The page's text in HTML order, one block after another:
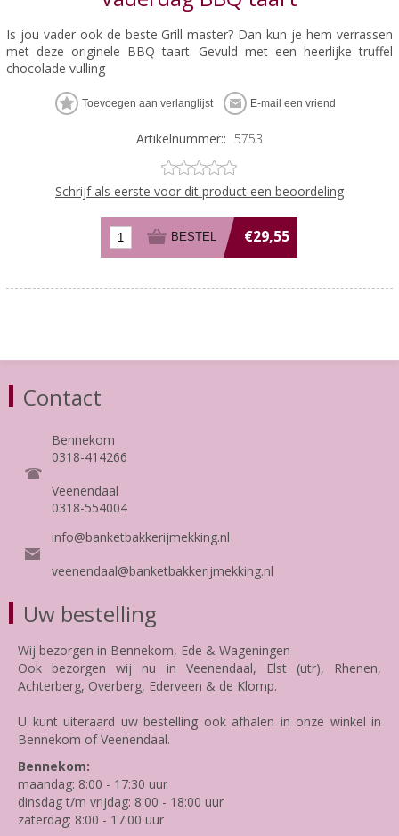
Is jou vader ook de beste Grill master? Dan kun je hem verrassen
met deze originele BBQ taart. Gevuld met een heerlijke truffel
chocolade vulling
Artikelnummer:: 5753
Schrijf als eerste voor dit product een beoordeling
€29,55
Contact
Bennekom
0318-414266
Veenendaal
0318-554004
info@banketbakkerijmekking.nl
veenendaal@banketbakkerijmekking.nl
Uw bestelling
Wij bezorgen in Bennekom, Ede & Wageningen
Ook bezorgen wij nu in Veenendaal, Elst (utr), Rhenen,
Achterberg, Overberg, Ederveen & de Klomp.
U kunt uiteraard uw bestelling ook afhalen in onze winkel in
Bennekom of Veenendaal.
Bennekom:
maandag: 8:00 - 17:30 uur
dinsdag t/m vrijdag: 8:00 - 18:00 uur
zaterdag: 8:00 - 17:00 uur